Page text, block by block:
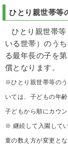
ひとり親世帯等
ひとり親世帯等
いる世帯）のう
る最年長の子を
償となります。
※ひとり親世帯等の
いては、子どもの年
子どもから順にカウン
※ 継続して入園して
童の数え方が変更と